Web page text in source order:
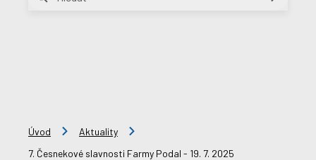
Úvod
Aktuality
7. Česnekové slavnosti Farmy Podal - 19. 7. 2025